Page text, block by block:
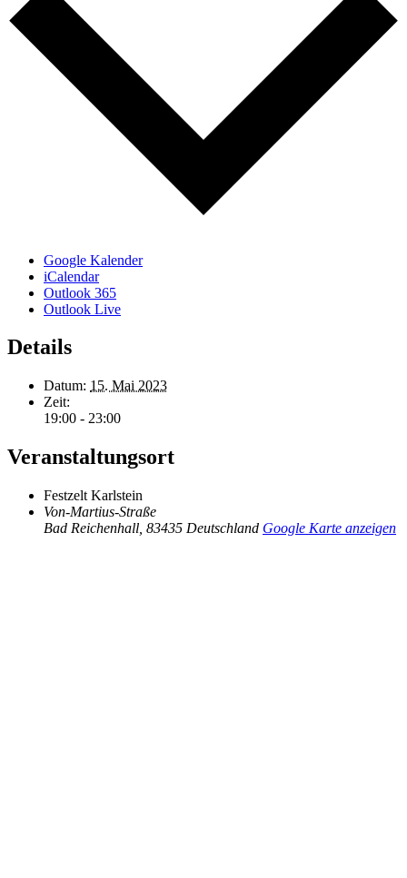
Google Kalender
iCalendar
Outlook 365
Outlook Live
Details
Datum: 15. Mai 2023
Zeit:
19:00 - 23:00
Veranstaltungsort
Festzelt Karlstein
Von-Martius-Straße
Bad Reichenhall 83435 Deutschland Google Karte anzeigen